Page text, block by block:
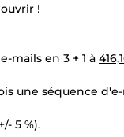
!
mails en 3 + 1 à
une séquence
5 %).